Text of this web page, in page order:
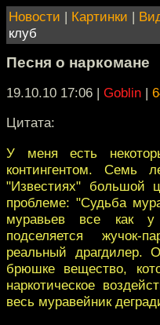
Новости | Картинки |
клуб
Песня о наркомане
19.10.10 17:06 | Goblin |
Цитата:
У меня есть
контингентом. Семь
"Известиях" большой
проблеме: "Судьба
муравьев все как
подселяется
реальный драгдилер.
брюшке вещество,
наркотическое
весь муравейник